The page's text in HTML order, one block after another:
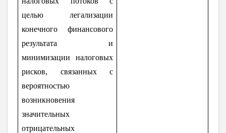
целью легализации
конечного финансового
результата и
минимизации налоговых
рисков, связанных с
вероятностью
возникновения
значительных
отрицательных